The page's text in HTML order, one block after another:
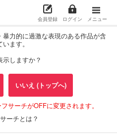
会員登録 ログイン メニュー
力的に過激な表現のある作品が含
ます。
示しますか？
いいえ (トップへ)
サーチがOFFに変更されます。
ーチとは？